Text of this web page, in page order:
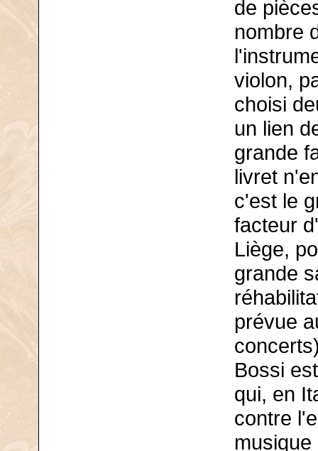
de
nombre
violon,
choisi
un lien
grande
livret
c'est le
facteur
Liège,
grande
prévue
Bossi
qui, en
contre